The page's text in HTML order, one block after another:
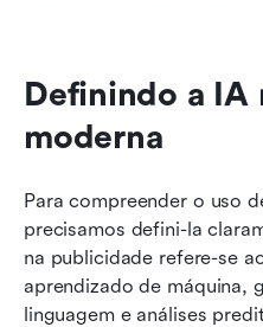
Definindo a IA
moderna
Para compreender o uso
precisamos defini-la
na publicidade refere-se
aprendizado de máquina,
linguagem e análises
Leitura relacionada